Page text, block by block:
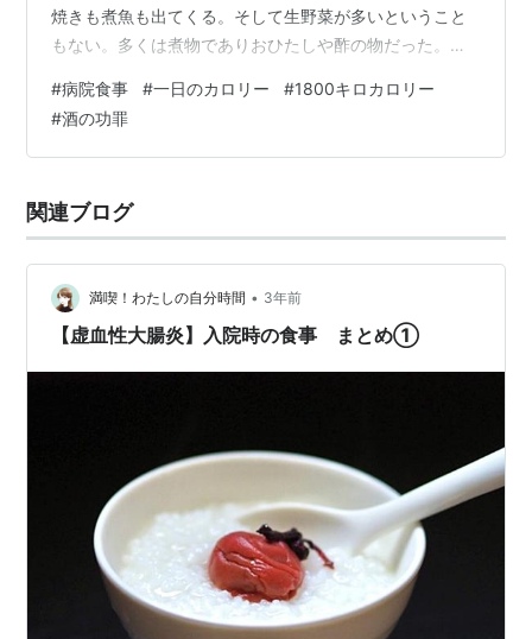
焼きも煮魚も出てくる。そして生野菜が多いということ
もない。多くは煮物でありおひたしや酢の物だった。必
ローネの時もある。零汁三菜の時もある。その分副菜に
バリエーションがあり僕は御膳の蓋を開けるのが楽しみ
だ。 ご飯や麺などは口にしない、それは糖質ダイエット
痩せて今もそれを維持している。体重を落とす良い機会
だと3年前の入院で僕もそれを実践していたが即座に…
#病院食事 #一日のカロリー #1800キロカロリー
#酒の功罪
関連ブログ
満喫！わたしの自分時間 • 3年前
【虚血性大腸炎】入院時の食事 まとめ①